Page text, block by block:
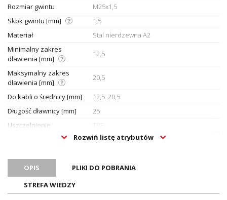
Rozmiar gwintu
M25x1,5
Skok gwintu [mm]
1,5
Materiał
Stal nierdzewna A2
Minimalny zakres
dławienia [mm]
12,5
Maksymalny zakres
dławienia [mm]
20,5
Do kabli o średnicy [mm]
12,5..20,5
Długość dławnicy [mm]
25
Uszczelnienie
TPE
NBR
Długość gwintu [mm]
Dodatkowe uwagi
Długi gwint
Rozwiń listę atrybutów
OPIS
PLIKI DO POBRANIA
STREFA WIEDZY